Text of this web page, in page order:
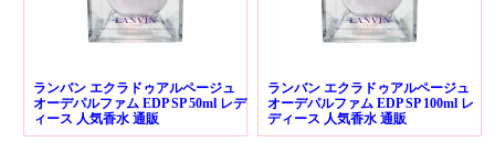
ランバン エクラドゥアルページュ
オーデパルファム EDP SP 50ml レデ
ィース 人気香水 通販
ランバン エクラドゥアルページュ
オーデパルファム EDP SP 100ml レ
ディース 人気香水 通販